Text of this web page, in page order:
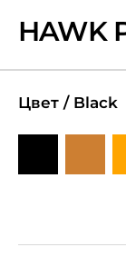
HAWK
Цвет / Black